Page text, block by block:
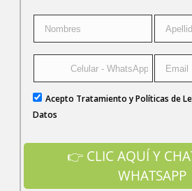
Acepto Tratamiento y Políticas de
Datos